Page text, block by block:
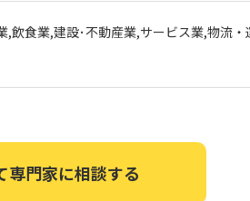
,飲食業,建設･不動産業,サービス業,物流・
専門家に相談する